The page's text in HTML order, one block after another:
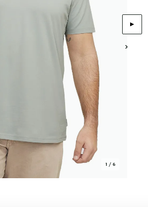
1 / 6